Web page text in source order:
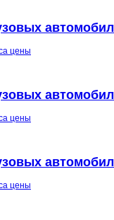
цены
цены
цены